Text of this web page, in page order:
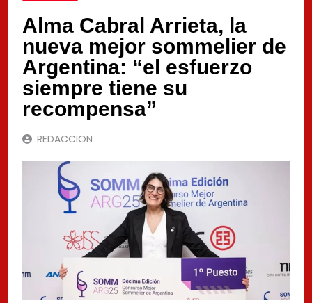
Alma Cabral Arrieta, la
nueva mejor sommelier de
Argentina: “el esfuerzo
siempre tiene su
recompensa”
REDACCION